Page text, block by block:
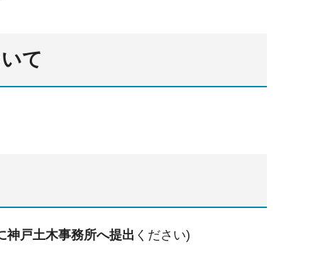
て
神戸土木事務所へ提出 ください)